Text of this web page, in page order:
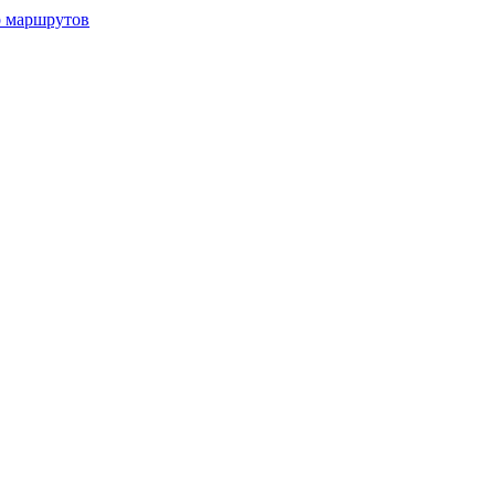
маршрутов